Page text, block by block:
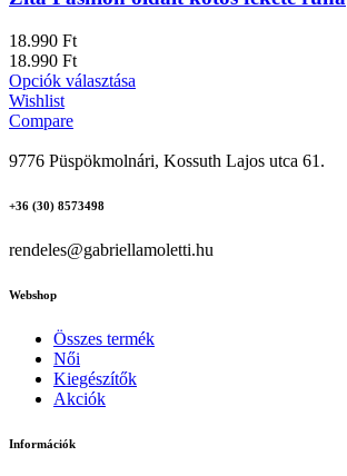
18.990 Ft
18.990 Ft
Opciók választása
Wishlist
Compare
9776 Püspökmolnári, Kossuth Lajos utca 61.
+36 (30) 8573498
rendeles@gabriellamoletti.hu
Webshop
Összes termék
Női
Kiegészítők
Akciók
Információk